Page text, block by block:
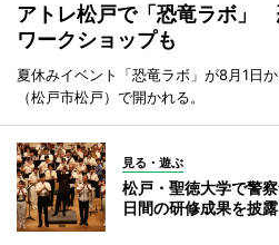
アトレ松戸で「恐竜ラボ」
ワークショップも
夏休みイベント「恐竜ラボ」が8月1日
（松戸市松戸）で開かれる。
見る・遊ぶ
松戸・聖徳大学で警
日間の研修成果を披露